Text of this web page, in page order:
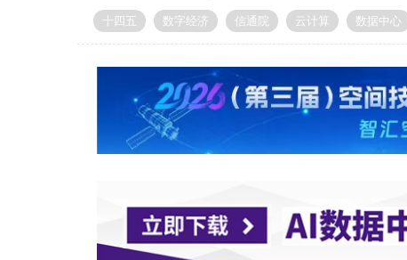
十四五 数字经济 信通院 云计算 数据中心